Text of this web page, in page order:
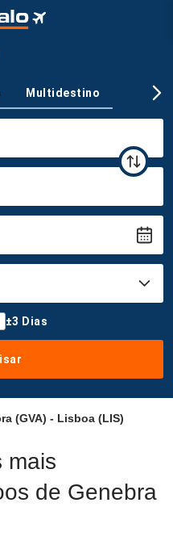
Multidestino
±3 Dias
(GVA) - Lisboa (LIS)
mais
de Genebra